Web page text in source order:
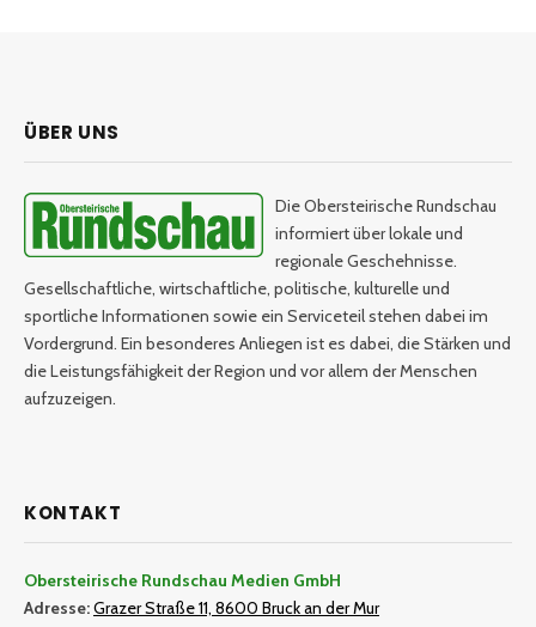
ÜBER UNS
Die Obersteirische Rundschau
informiert über lokale und
regionale Geschehnisse.
Gesellschaftliche, wirtschaftliche, politische, kulturelle und
sportliche Informationen sowie ein Serviceteil stehen dabei im
Vordergrund. Ein besonderes Anliegen ist es dabei, die Stärken und
die Leistungsfähigkeit der Region und vor allem der Menschen
aufzuzeigen.
KONTAKT
Obersteirische Rundschau Medien GmbH
Adresse:Grazer Straße 11, 8600 Bruck an der Mur